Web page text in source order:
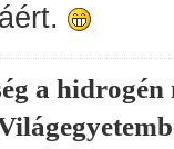
a hidrogén